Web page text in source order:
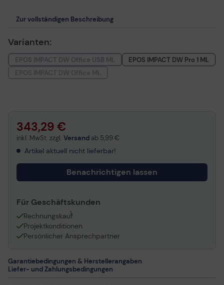
Zur vollständigen Beschreibung
Varianten:
EPOS IMPACT DW Office USB ML
EPOS IMPACT DW Pro 1 ML
343,29 €
inkl. MwSt. zzgl. Versand ab 5,99 €
Artikel aktuell nicht lieferbar!
Benachrichtigen lassen
Für Geschäftskunden
Rechnungskauf
1
Projektkonditionen
Persönlicher Ansprechpartner
Garantiebedingungen & Herstellerangaben
Liefer- und Zahlungsbedingungen